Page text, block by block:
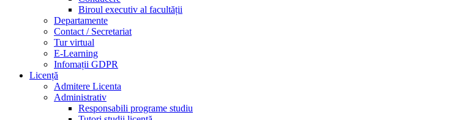
Biroul executiv al facultății
Departamente
Contact / Secretariat
Tur virtual
E-Learning
Infomații GDPR
Licență
Admitere Licenta
Administrativ
Responsabili programe studiu